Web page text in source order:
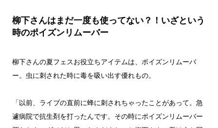
柳下さんはまだ一度も使ってない？！いざという
時のポイズンリムーバー
柳下さんの夏フェスお役立ちアイテムは、ポイズンリムーバ
ー。虫に刺された時に毒を吸い出す優れもの。
「以前、ライブの直前に蜂に刺されちゃったことがあって。急
遽病院で抗生剤を打ったんです。その時にポイズンリムーバー